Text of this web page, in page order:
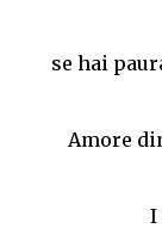
se hai
Amore
I